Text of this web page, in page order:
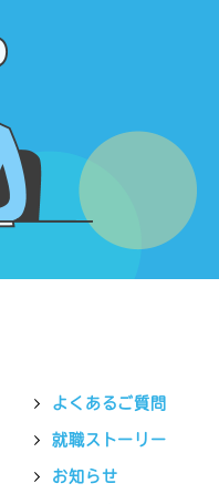
よくあるご質問
就職ストーリー
お知らせ